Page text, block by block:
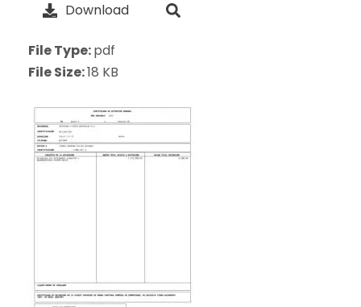
Download
File Type:pdf
File Size:18 KB